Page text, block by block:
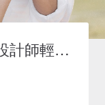
計師輕珠